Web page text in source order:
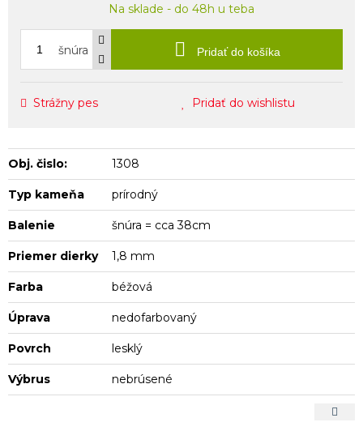
Na sklade - do 48h u teba
šnúra Pridať do košíka
Strážny pes Pridať do wishlistu
Obj. čislo: 1308
Typ kameňa prírodný
Balenie šnúra = cca 38cm
Priemer dierky 1,8 mm
Farba béžová
Úprava nedofarbovaný
Povrch lesklý
Výbrus nebrúsené